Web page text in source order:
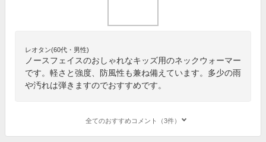
レオタン(60代・男性)
ノースフェイスのおしゃれなキッズ用のネックウォーマー
です。軽さと強度、防風性も兼ね備えています。多少の雨
や汚れは弾きますのでおすすめです。
全てのおすすめコメント（3件）